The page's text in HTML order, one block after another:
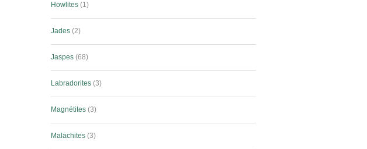
Howlites 1
Jades 2
Jaspes 68
Labradorites 3
Magnétites 3
Malachites 3